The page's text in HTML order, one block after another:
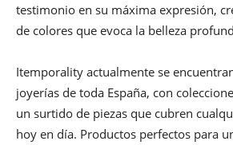
testimonio en su máxima expresión,
de colores que evoca la belleza
Itemporality actualmente se
joyerías de toda España, con
un surtido de piezas que cubren
hoy en día. Productos perfectos para